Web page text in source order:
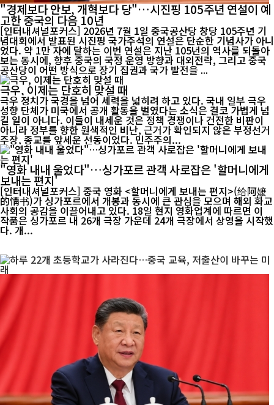
"경제보다 안보, 개혁보다 당"…시진핑 105주년 연설이 예
고한 중국의 다음 10년
[인터내셔널포커스] 2026년 7월 1일 중국공산당 창당 105주년 기
념대회에서 발표된 시진핑 국가주석의 연설은 단순한 기념사가 아니
었다. 약 1만 자에 달하는 이번 연설은 지난 105년의 역사를 되돌아
보는 동시에, 향후 중국의 국정 운영 방향과 대외전략, 그리고 중국
공산당이 어떤 방식으로 장기 집권과 국가 발전을 ...
극우, 이제는 단호히 맞설 때
극우 정치가 국경을 넘어 세력을 넓히려 하고 있다. 국내 일부 극우
성향 단체가 미국에서 공개 활동을 벌였다는 소식은 결코 가볍게 넘
길 일이 아니다. 이들이 내세운 것은 정책 경쟁이나 건전한 비판이
아니라 정부를 향한 원색적인 비난, 근거가 확인되지 않은 부정선거
주장, 종교를 앞세운 선동이었다. 민주주의...
"영화 내내 울었다"…싱가포르 관객 사로잡은 '할머니에게
보내는 편지'
[인터내셔널포커스] 중국 영화 <할머니에게 보내는 편지>(给阿嬷
的情书)가 싱가포르에서 개봉과 동시에 큰 관심을 모으며 해외 화교
사회의 공감을 이끌어내고 있다. 18일 현지 영화업계에 따르면 이
작품은 싱가포르 내 26개 극장 가운데 24개 극장에서 상영을 시작했
다. 개...